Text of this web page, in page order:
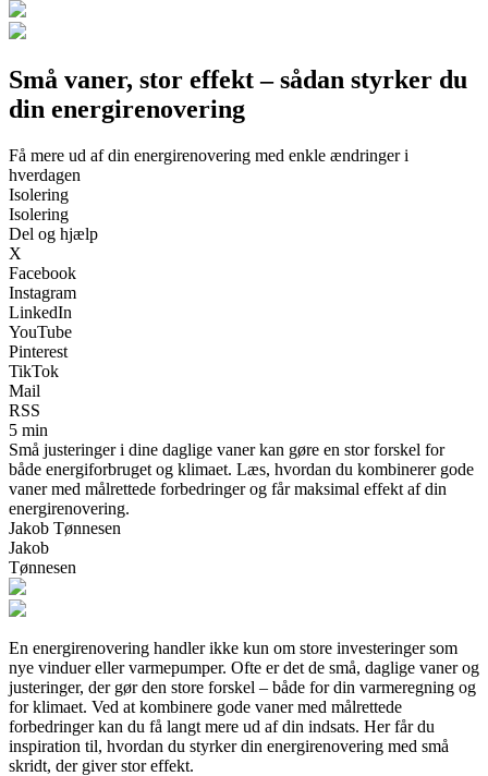
Små vaner, stor effekt – sådan styrker du
din energirenovering
Få mere ud af din energirenovering med enkle ændringer i
hverdagen
Isolering
Isolering
Del og hjælp
X
Facebook
Instagram
LinkedIn
YouTube
Pinterest
TikTok
Mail
RSS
5 min
Små justeringer i dine daglige vaner kan gøre en stor forskel for
både energiforbruget og klimaet. Læs, hvordan du kombinerer gode
vaner med målrettede forbedringer og får maksimal effekt af din
energirenovering.
Jakob Tønnesen
Jakob
Tønnesen
En energirenovering handler ikke kun om store investeringer som
nye vinduer eller varmepumper. Ofte er det de små, daglige vaner og
justeringer, der gør den store forskel – både for din varmeregning og
for klimaet. Ved at kombinere gode vaner med målrettede
forbedringer kan du få langt mere ud af din indsats. Her får du
inspiration til, hvordan du styrker din energirenovering med små
skridt, der giver stor effekt.